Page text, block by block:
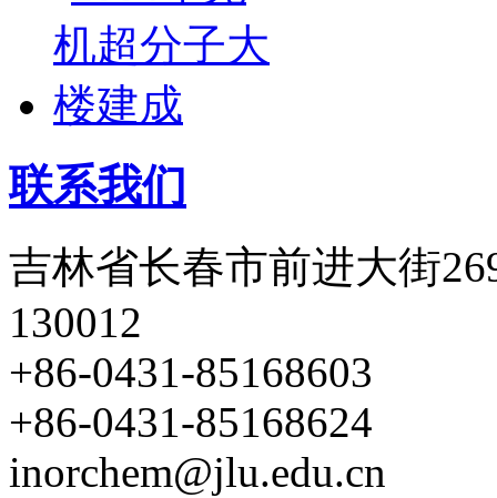
联系我们
吉林省长春市前进大街
130012
+86-0431-85168603
+86-0431-85168624
inorchem@jlu.edu.cn